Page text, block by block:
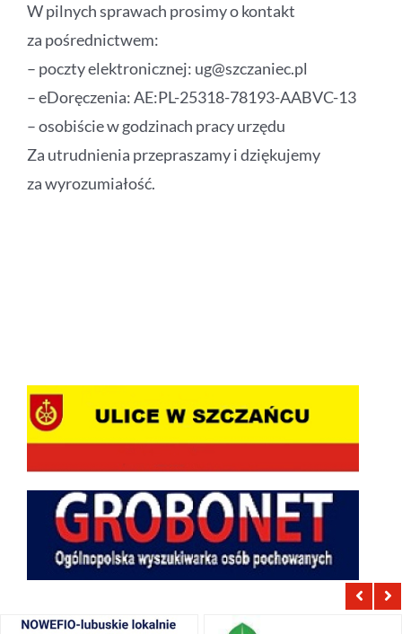
W pilnych sprawach prosimy o kontakt
za pośrednictwem:
– poczty elektronicznej: ug@szczaniec.pl
– eDoręczenia: AE:PL-25318-78193-AABVC-13
– osobiście w godzinach pracy urzędu
Za utrudnienia przepraszamy i dziękujemy
za wyrozumiałość.